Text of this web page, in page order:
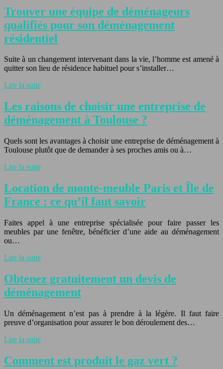
Trouver une équipe de déménageurs
qualifiés pour son déménagement
résidentiel
Suite à un changement intervenant dans la vie, l’homme est amené à
quitter son lieu de résidence habituel pour s’installer…
Lire la suite
Les raisons de choisir une entreprise de
déménagement à Toulouse ?
Quels sont les avantages à choisir une entreprise de déménagement à
Toulouse plutôt que de demander à ses proches amis ou à…
Lire la suite
Location de monte-meuble Paris et Île de
France : ce qu’il faut savoir
Faites appel à une entreprise spécialisée pour faire passer les
meubles par une fenêtre, bénéficier d’une aide au déménagement
ou…
Lire la suite
Obtenez gratuitement un devis de
déménagement
Un déménagement n’est pas à prendre à la légère. Il faut faire
preuve d’organisation pour assurer le bon déroulement des…
Lire la suite
Comment est produit le gaz vert ?